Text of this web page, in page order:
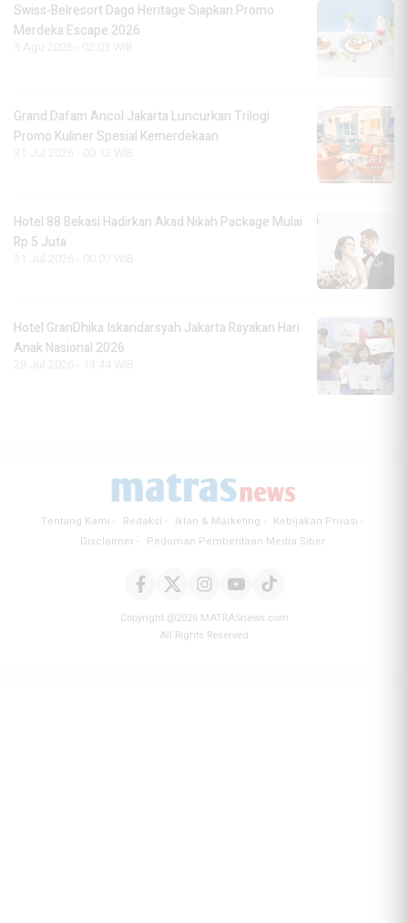
Swiss-Belresort Dago Heritage Siapkan Promo
Merdeka Escape 2026
Grand Dafam Ancol Jakarta Luncurkan Trilogi
Promo Kuliner Spesial Kemerdekaan
Hotel 88 Bekasi Hadirkan Akad Nikah Package Mulai
Rp 5 Juta
Hotel GranDhika Iskandarsyah Jakarta Rayakan Hari
Anak Nasional 2026
Tentang Kami Redaksi Iklan & Marketing
Kebijakan Privasi
Disclaimer
Pedoman Pemberitaan Media Siber
Copyright @2026 MATRASnews.com
All Rights Reserved